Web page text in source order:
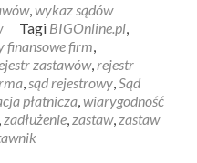
,wykaz sądów
Tagi BIGOnline.pl,
finansowe firm,
zastawów,rejestr
,sąd rejestrowy,Sąd
płatnicza,wiarygodność
,zadłużenie,zastaw,zastaw